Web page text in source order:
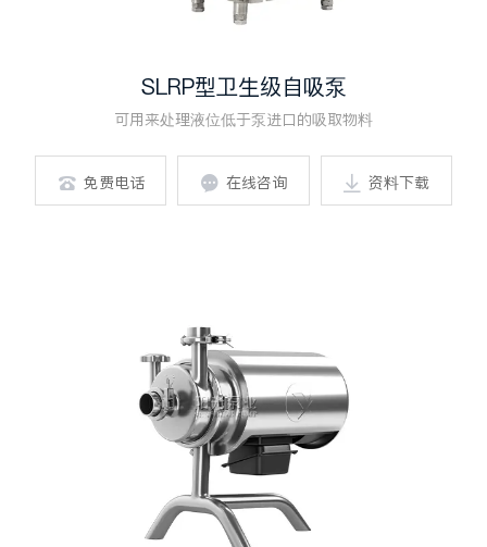
SLRP型卫生级自吸泵
可用来处理液位低于泵进口的吸取物料
 免费电话  在线咨询  资料下载